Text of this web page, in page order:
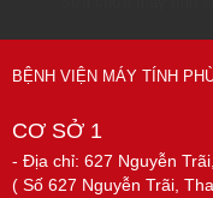
BỆNH VIỆN MÁY TÍNH
CƠ SỞ 1
- Địa chỉ: 627 Nguyễn
( Số 627 Nguyễn Trãi,